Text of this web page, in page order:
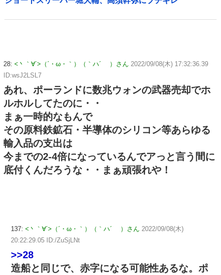
28: <丶｀∀´>（´・ω・｀）（｀ハ´ ）さん 2022/09/08(木) 17:32:36.39
ID:wsJ2LSL7
あれ、ポーランドに数兆ウォンの武器売却でホ
ルホルしてたのに・・
まぁ一時的なもんで
その原料鉄鉱石・半導体のシリコン等あらゆる
輸入品の支出は
今までの2-4倍になっているんでアっと言う間に
底付くんだろうな・・まぁ頑張れや！
137: <丶｀∀´>（´・ω・｀）（｀ハ´ ）さん 2022/09/08(木)
20:22:29.05 ID:/ZuSjLNt
>>28
造船と同じで、赤字になる可能性あるな。ポ